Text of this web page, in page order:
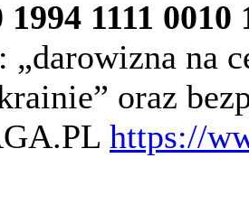
1994 1111 0010
„darowizna na
oraz
https://